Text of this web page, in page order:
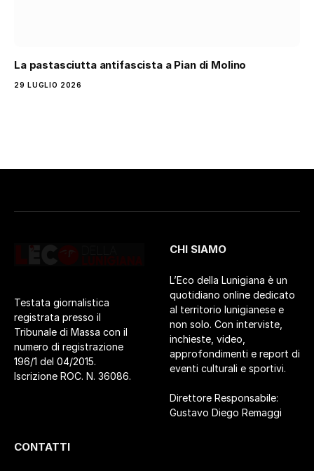
La pastasciutta antifascista a Pian di Molino
29 LUGLIO 2026
Testata giornalistica
registrata presso il
Tribunale di Massa con il
numero di registrazione
196/1 del 04/2015.
Iscrizione ROC. N. 36086.
CHI SIAMO
L’Eco della Lunigiana è un
quotidiano online dedicato
al territorio lunigianese e
non solo. Con interviste,
inchieste, video,
approfondimenti e report di
eventi culturali e sportivi.
Direttore Responsabile:
Gustavo Diego Remaggi
CONTATTI